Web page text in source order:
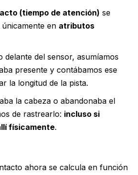
(tiempo de atención) se
en atributos
delante del sensor, asumíamos
presente y contábamos ese
la longitud de la pista.
la cabeza o abandonaba el
de rastrearlo: incluso si
físicamente.
ahora se calcula en función